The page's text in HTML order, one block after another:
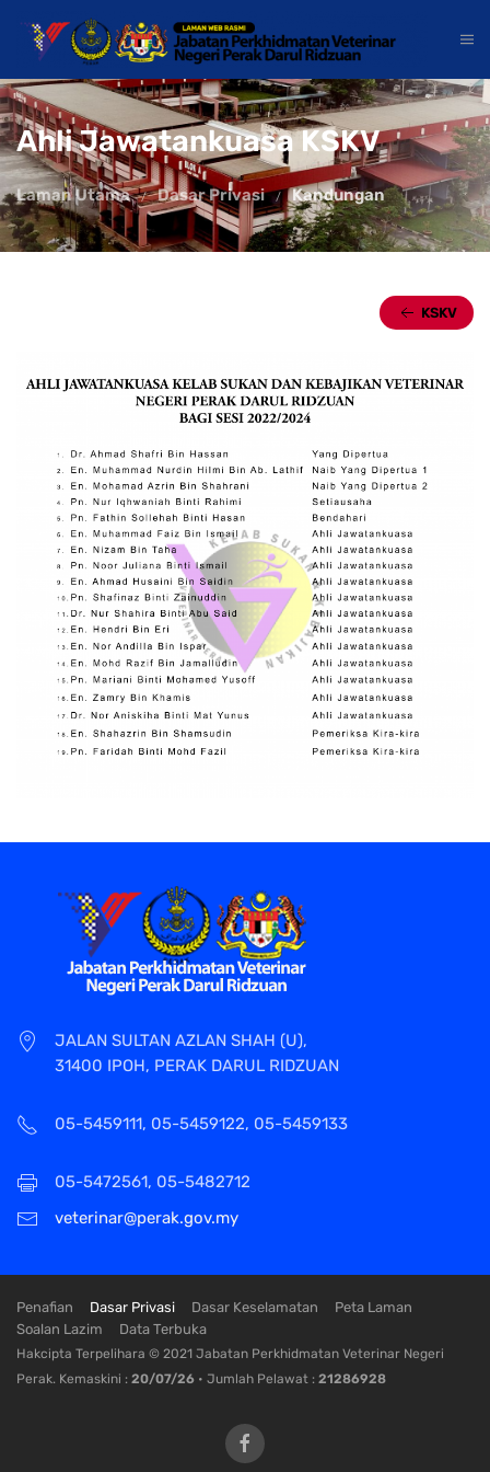
Ahli Jawatankuasa KSKV
Laman Utama Dasar Privasi Kandungan
KSKV
JALAN SULTAN AZLAN SHAH (U),
31400 IPOH, PERAK DARUL RIDZUAN
05-5459111, 05-5459122, 05-5459133
05-5472561, 05-5482712
veterinar@perak.gov.my
Penafian Dasar Privasi Dasar Keselamatan
Peta Laman
Soalan Lazim
Data Terbuka
Hakcipta Terpelihara © 2021 Jabatan Perkhidmatan Veterinar Negeri
Perak. Kemaskini : 20/07/26 • Jumlah Pelawat : 21286928